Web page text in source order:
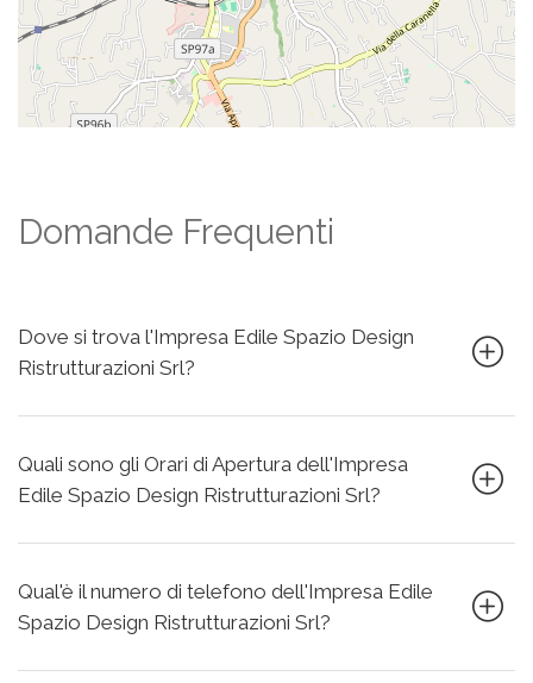
Domande Frequenti
Dove si trova l'Impresa Edile Spazio Design
Ristrutturazioni Srl?
Quali sono gli Orari di Apertura dell'Impresa
Edile Spazio Design Ristrutturazioni Srl?
Qual'è il numero di telefono dell'Impresa Edile
Spazio Design Ristrutturazioni Srl?